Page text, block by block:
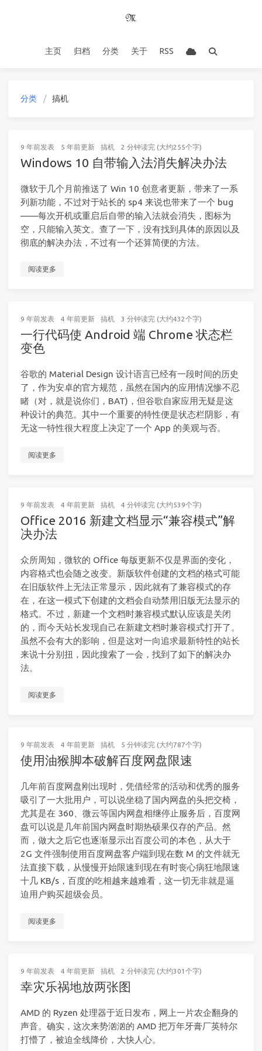
主页 归档 分类 关于 RSS
分类 搞机
9 年前发表 5 年前更新 搞机 2 分钟读完 (大约255个字)
Windows 10 自带输入法消失解决办法
微软于几个月前推送了 Win 10 创意者更新，带来了一系
列新功能，不过对于站长的 sp4 来说也带来了一个 bug
——每次开机或重启后自带的输入法就会消失，图标为
空，只能输入英文。查了一下，没有找到具体的原因以及
彻底的解决办法，不过有一个还算简便的方法。
阅读更多
9 年前发表 4 年前更新 搞机 3 分钟读完 (大约432个字)
一行代码使 Android 端 Chrome 状态栏
变色
谷歌的 Material Design 设计语言已经有一段时间的历史
了，作为安卓的官方规范，虽然在国内的应用情况惨不忍
睹（对，就是说你们，BAT)，但谷歌自家应用无疑是这
种设计的典范。其中一个重要的特性便是状态栏阴影，有
无这一特性很大程度上决定了一个 App 的美观与否。
阅读更多
9 年前发表 4 年前更新 搞机 4 分钟读完 (大约539个字)
Office 2016 新建文档显示“兼容模式”解
决办法
众所周知，微软的 Office 每版更新不仅是界面的变化，
内容格式也会随之改变。新版软件创建的文档的格式可能
在旧版软件上无法正常显示，因此就有了兼容模式的存
在，在这一模式下创建的文档会自动禁用旧版无法显示的
格式。不过，新建一个文档时兼容模式默认应该是关闭
的，而今天站长发现自己在新建文档时兼容模式打开了。
虽然不会有大的影响，但是这对一向追求最新特性的站长
来说十分别扭，因此搜索了一会，找到了如下的解决办
法。
阅读更多
9 年前发表 4 年前更新 搞机 5 分钟读完 (大约787个字)
使用油猴脚本破解百度网盘限速
几年前百度网盘刚出现时，凭借经常的活动和优秀的服务
吸引了一大批用户，可以说坐稳了国内网盘的头把交椅，
尤其是在 360、微云等国内网盘相继停止服务后，百度网
盘可以说是几年前国内网盘时期热硕果仅存的产品。然
而，做大之后它也逐渐显示出百度公司的本色，从大于
2G 文件强制使用百度网盘客户端到现在数 M 的文件就无
法直接下载，从慢慢开始限速到现在有时丧心病狂地限速
十几 KB/s，百度的吃相越来越难看，这一切无非就是逼
迫用户购买超级会员。
阅读更多
9 年前发表 4 年前更新 搞机 2 分钟读完 (大约301个字)
幸灾乐祸地放两张图
AMD 的 Ryzen 处理器于近日发布，网上一片农企翻身的
声音。确实，这次来势汹汹的 AMD 把万年牙膏厂英特尔
打懵了，被迫全线降价，大快人心。